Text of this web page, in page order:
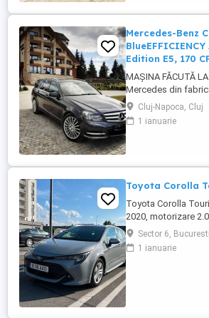
Mercedes-Benz
Edition E5, 170
MAȘINA FĂCUTĂ
Mercedes din
echipate.
xenon cu distribuție
(Intelligent Light
velur, rezervor de
Cluj-Napoca, Cluj
1 ianuarie
Toyota Corolla
Toyota Corolla
2020, motorizare
automată, perfectă
lungi, recunoscută
consum redus.
Sector 6, Bucuresti
1 ianuarie